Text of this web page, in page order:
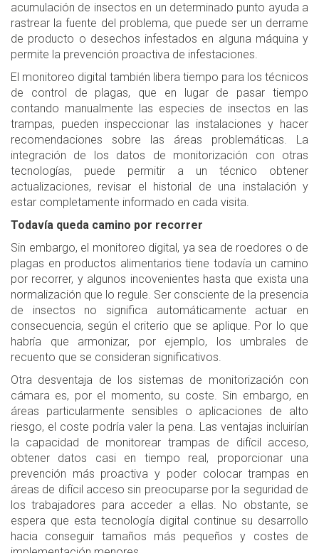
acumulación de insectos en un determinado punto ayuda a
rastrear la fuente del problema, que puede ser un derrame
de producto o desechos infestados en alguna máquina y
permite la prevención proactiva de infestaciones.
El monitoreo digital también libera tiempo para los técnicos
de control de plagas, que en lugar de pasar tiempo
contando manualmente las especies de insectos en las
trampas, pueden inspeccionar las instalaciones y hacer
recomendaciones sobre las áreas problemáticas. La
integración de los datos de monitorización con otras
tecnologías, puede permitir a un técnico obtener
actualizaciones, revisar el historial de una instalación y
estar completamente informado en cada visita.
Todavía queda camino por recorrer
Sin embargo, el monitoreo digital, ya sea de roedores o de
plagas en productos alimentarios tiene todavía un camino
por recorrer, y algunos incovenientes hasta que exista una
normalización que lo regule. Ser consciente de la presencia
de insectos no significa automáticamente actuar en
consecuencia, según el criterio que se aplique. Por lo que
habría que armonizar, por ejemplo, los umbrales de
recuento que se consideran significativos.
Otra desventaja de los sistemas de monitorización con
cámara es, por el momento, su coste. Sin embargo, en
áreas particularmente sensibles o aplicaciones de alto
riesgo, el coste podría valer la pena. Las ventajas incluirían
la capacidad de monitorear trampas de difícil acceso,
obtener datos casi en tiempo real, proporcionar una
prevención más proactiva y poder colocar trampas en
áreas de difícil acceso sin preocuparse por la seguridad de
los trabajadores para acceder a ellas. No obstante, se
espera que esta tecnología digital continue su desarrollo
hacia conseguir tamaños más pequeños y costes de